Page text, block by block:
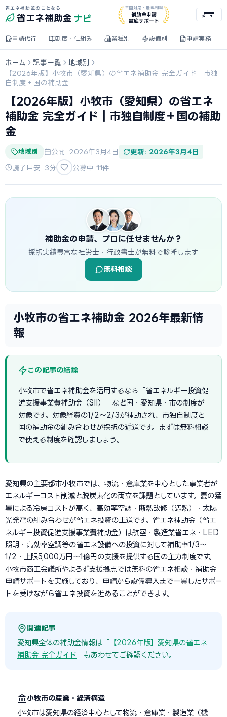
省エネ補助金のことなら
省エネ補助金 ナビ
全国対応・無料相談
補助金申請
徹底サポート
メニュー
申請代行 制度・仕組み 業種別 設備別 申請実務
ホーム 記事一覧
地域別
【2026年版】小牧市（愛知県）の省エネ補助金 完全ガイド｜市独
自制度＋国の補助金
【2026年版】小牧市（愛知県）の省エネ
補助金 完全ガイド｜市独自制度＋国の補助
金
地域別 公開: 2026年3月4日 更新: 2026年3月4日
読了目安: 3分 公募中 11件
補助金の申請、プロに任せませんか？
採択実績豊富な社労士・行政書士が無料で診断します
無料相談
小牧市の省エネ補助金 2026年最新情
報
この記事の結論
小牧市で省エネ補助金を活用するなら「省エネルギー投資促
進支援事業費補助金（SII）」など国・愛知県・市の制度が
対象です。対象経費の1/2〜2/3が補助され、市独自制度と
国の補助金の組み合わせが採択の近道です。まずは無料相談
で使える制度を確認しましょう。
愛知県の主要都市小牧市では、物流・倉庫業を中心とした事業者が
エネルギーコスト削減と脱炭素化の両立を課題としています。夏の猛
暑による冷房コストが高く、高効率空調・断熱改修（遮熱）・太陽
光発電の組み合わせが省エネ投資の王道です。省エネ補助金（省エ
ネルギー投資促進支援事業費補助金）は航空・製造業省エネ・LED
照明・高効率空調等の省エネ設備への投資に対して補助率1/3〜
1/2・上限5,000万円〜1億円の支援を提供する国の主力制度です。
小牧市商工会議所やよろず支援拠点では無料の省エネ相談・補助金
申請サポートを実施しており、申請から設備導入まで一貫したサポー
トを受けながら省エネ投資を進めることができます。
関連記事
愛知県全体の補助金情報は「
【2026年版】愛知県の省エネ
補助金 完全ガイド 」もあわせてご確認ください。
小牧市の産業・経済構造
小牧市は愛知県の経済中心として物流・倉庫業・製造業（機